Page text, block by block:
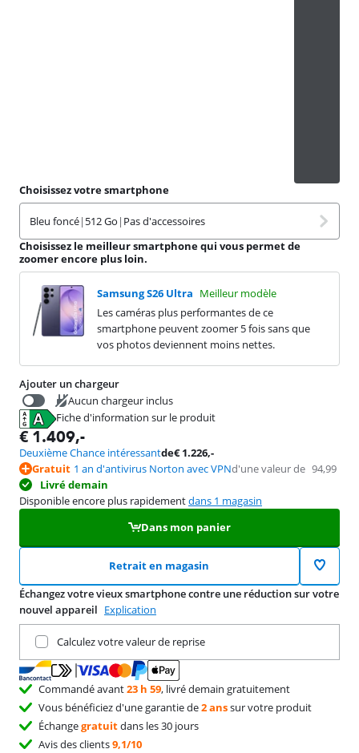
Choisissez votre smartphone
Bleu foncé| 512 Go | Pas d'accessoires
Choisissez le meilleur smartphone qui vous permet de
zoomer encore plus loin.
Samsung S26 Ultra Meilleur modèle
Les caméras plus performantes de ce
smartphone peuvent zoomer 5 fois sans que
vos photos deviennent moins nettes.
Ajouter un chargeur
Aucun chargeur inclus
€39,99
Fiche d'information sur le produit
s'ouvre dans un nouvel onglet
€ 1.409,-
Deuxième Chance intéressantde€1.226,-
Gratuit 1 an d'antivirus Norton avec VPNd'une valeur de 94,99
Livré demain
Disponible encore plus rapidementdans 1 magasin
Dans mon panier
Retrait en magasin
Échangez votre vieux smartphone contre une réduction sur votre
nouvel appareil Explication
Calculez votre valeur de reprise
Commandé avant23 h 59, livré demain gratuitement
Vous bénéficiez d'une garantie de2 anssur votre produit
Échangegratuitdans les 30 jours
Avis des clients9,1/10